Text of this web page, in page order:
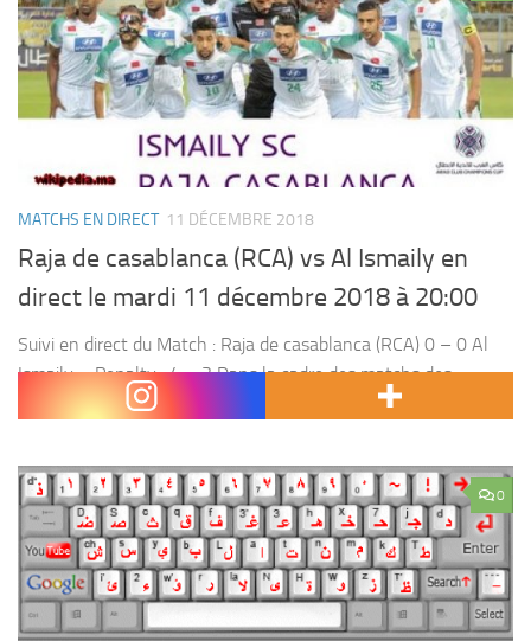
MATCHS EN DIRECT 11 DÉCEMBRE 2018
Raja de casablanca (RCA) vs Al Ismaily en
direct le mardi 11 décembre 2018 à 20:00
Suivi en direct du Match : Raja de casablanca (RCA) 0 – 0 Al
Ismaily – Penalty : 4 – 3 Dans la cadre des matchs des
huitièmes de finale retour du championnat arabe,...
0